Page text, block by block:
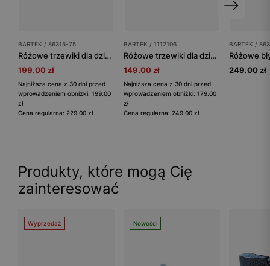
BARTEK / 86315-75
Różowe trzewiki dla dziewczynki ze złotymi elementami BARTEK 86315-75
199.00 zł
Najniższa cena z 30 dni przed
wprowadzeniem obniżki: 199.00
zł
Cena regularna: 229.00 zł
BARTEK / 1112106
Różowe trzewiki dla dziewczynki z czarnymi sznurówkami BARTEK 1112106
149.00 zł
Najniższa cena z 30 dni przed
wprowadzeniem obniżki: 179.00
zł
Cena regularna: 249.00 zł
BARTEK /
249.00 zł
Produkty, które mogą Cię
zainteresować
Wyprzedaż Nowości